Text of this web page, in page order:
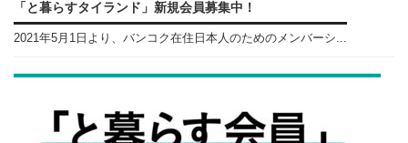
「と暮らすタイランド」新規会員募集中！
2021年5月1日より、バンコク在住日本人のためのメンバーシ...